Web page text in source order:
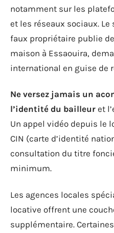
notamment sur les
et les réseaux sociaux.
faux propriétaire publie
maison à Essaouira,
international en guise de
Ne versez jamais un
l’identité du bailleur et
Un appel vidéo depuis le
CIN (carte d’identité
consultation du titre
minimum.
Les agences locales
locative offrent une
supplémentaire.